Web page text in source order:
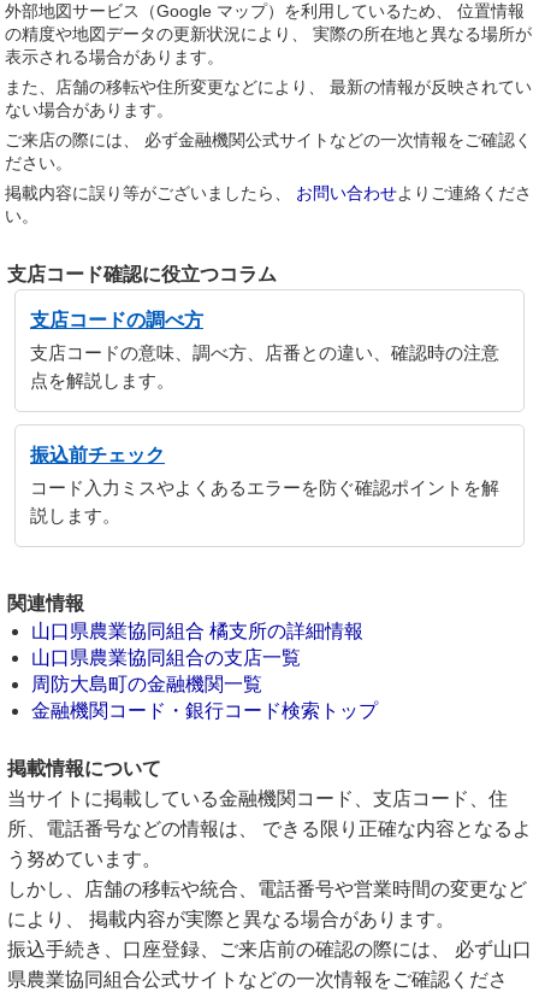
外部地図サービス（Google マップ）を利用しているため、 位置情報
の精度や地図データの更新状況により、 実際の所在地と異なる場所が
表示される場合があります。
また、店舗の移転や住所変更などにより、 最新の情報が反映されてい
ない場合があります。
ご来店の際には、 必ず金融機関公式サイトなどの一次情報をご確認く
ださい。
掲載内容に誤り等がございましたら、 お問い合わせよりご連絡くださ
い。
支店コード確認に役立つコラム
支店コードの調べ方
支店コードの意味、調べ方、店番との違い、確認時の注意
点を解説します。
振込前チェック
コード入力ミスやよくあるエラーを防ぐ確認ポイントを解
説します。
関連情報
山口県農業協同組合 橘支所の詳細情報
山口県農業協同組合の支店一覧
周防大島町の金融機関一覧
金融機関コード・銀行コード検索トップ
掲載情報について
当サイトに掲載している金融機関コード、支店コード、住
所、電話番号などの情報は、 できる限り正確な内容となるよ
う努めています。
しかし、店舗の移転や統合、電話番号や営業時間の変更など
により、 掲載内容が実際と異なる場合があります。
振込手続き、口座登録、ご来店前の確認の際には、 必ず山口
県農業協同組合公式サイトなどの一次情報をご確認くださ